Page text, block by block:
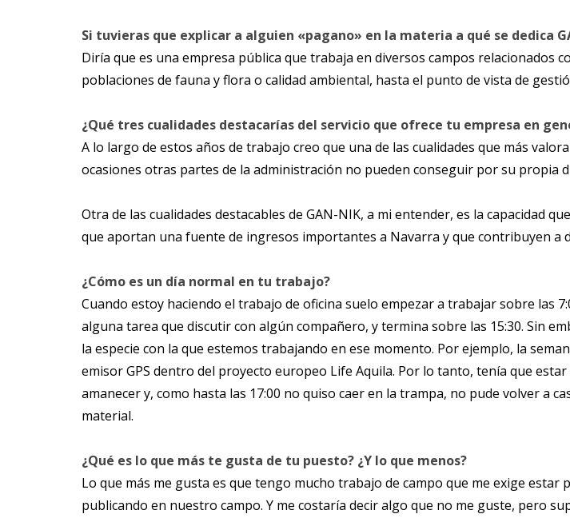
Si tuvieras que explicar a alguien «pagano» en la materia a qué se dedica
Diría que es una empresa pública que trabaja en diversos campos relacionados
poblaciones de fauna y flora o calidad ambiental, hasta el punto de vista de
¿Qué tres cualidades destacarías del servicio que ofrece tu empresa en
A lo largo de estos años de trabajo creo que una de las cualidades que más
ocasiones otras partes de la administración no pueden conseguir por su propia
Otra de las cualidades destacables de GAN-NIK, a mi entender, es la capacidad
que aportan una fuente de ingresos importantes a Navarra y que contribuyen a
¿Cómo es un día normal en tu trabajo?
Cuando estoy haciendo el trabajo de oficina suelo empezar a trabajar sobre las
alguna tarea que discutir con algún compañero, y termina sobre las 15:30. Sin
la especie con la que estemos trabajando en ese momento. Por ejemplo, la
emisor GPS dentro del proyecto europeo Life Aquila. Por lo tanto, tenía que
amanecer y, como hasta las 17:00 no quiso caer en la trampa, no pude volver a
material.
¿Qué es lo que más te gusta de tu puesto? ¿Y lo que menos?
Lo que más me gusta es que tengo mucho trabajo de campo que me exige
publicando en nuestro campo. Y me costaría decir algo que no me guste, pero